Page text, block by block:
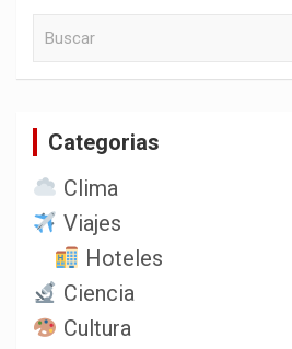
Categorias
Clima
Viajes
Hoteles
Ciencia
Cultura